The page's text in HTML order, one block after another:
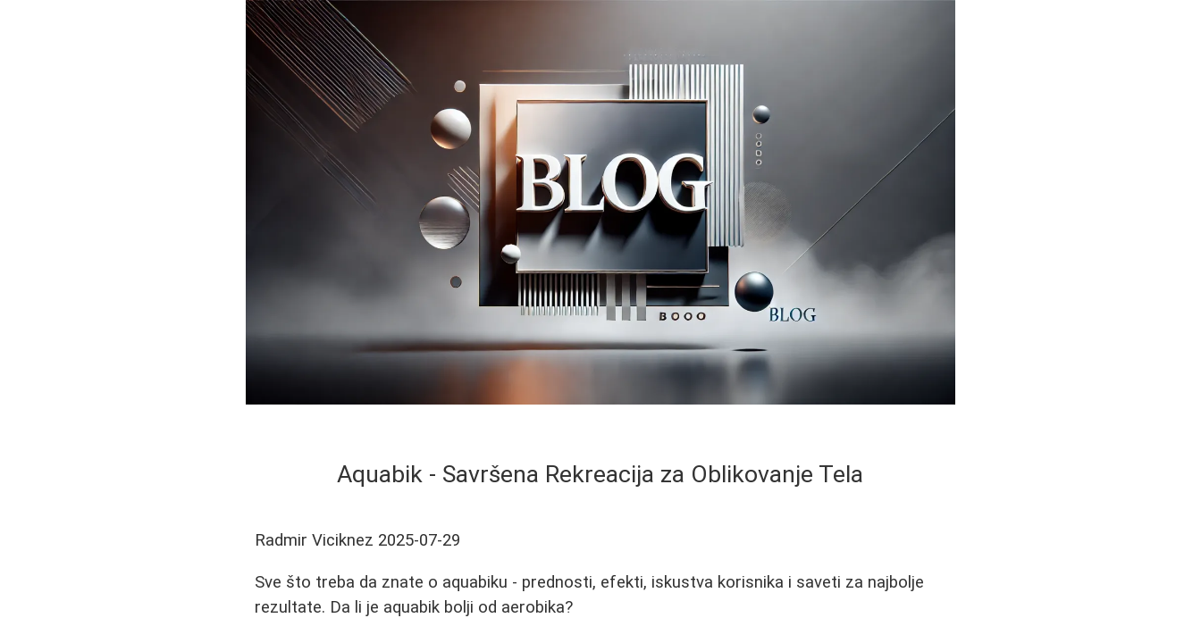
Aquabik - Savršena Rekreacija za Oblikovanje Tela
Radmir Viciknez 2025-07-29
Sve što treba da znate o aquabiku - prednosti, efekti, iskustva korisnika i saveti za najbolje
rezultate. Da li je aquabik bolji od aerobika?